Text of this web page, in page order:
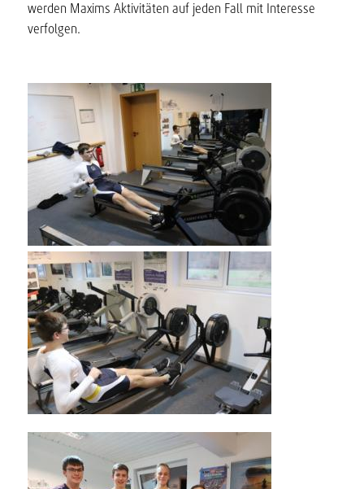
werden Maxims Aktivitäten auf jeden Fall mit Interesse
verfolgen.